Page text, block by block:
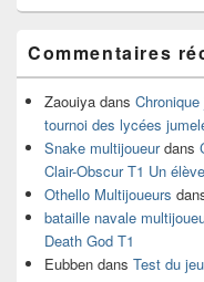
Commentaires
Zaouiya dans
tournoi des lycées
Snake multijoueurdans
Clair-Obscur T1 Un
Othello Multijoueurs
bataille navale
Death God T1
Eubben dans Test du